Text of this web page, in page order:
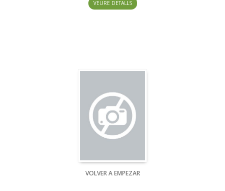
VEURE DETALLS
VOLVER A EMPEZAR